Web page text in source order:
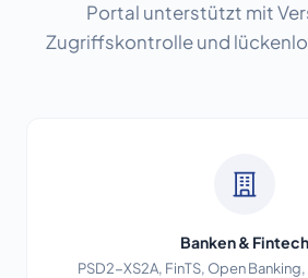
Portal unterstützt mit
Zugriffskontrolle und
Banken & Fintech
PSD2-XS2A, FinTS, Open Banking,